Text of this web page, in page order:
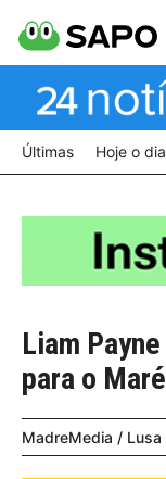
Últimas Hoje o
Liam
para o
MadreMedia / Lusa